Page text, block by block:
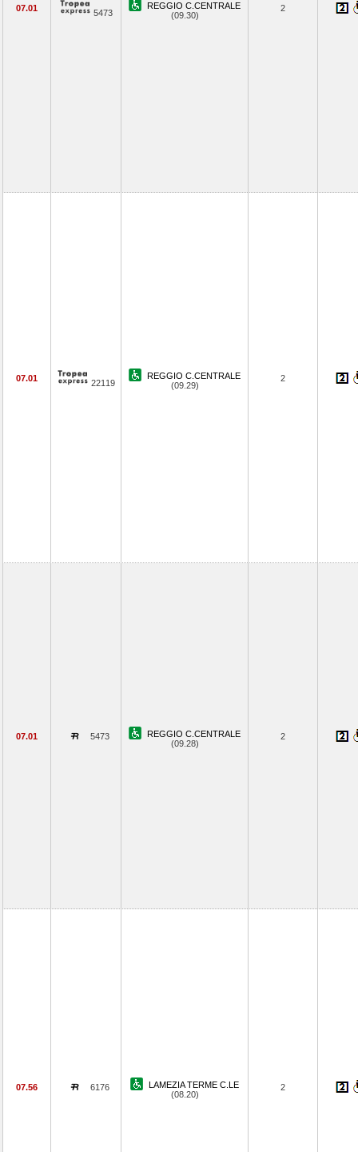
07.01 5473
REGGIO C.CENTRALE
(09.30)
2
07.01 22119
REGGIO C.CENTRALE
(09.29)
2
07.01 5473
REGGIO C.CENTRALE
(09.28)
2
07.56 6176
LAMEZIA TERME C.LE
(08.20)
2